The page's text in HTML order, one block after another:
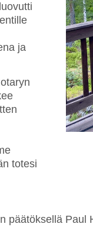
luovutti
ja
totesi
päätöksellä